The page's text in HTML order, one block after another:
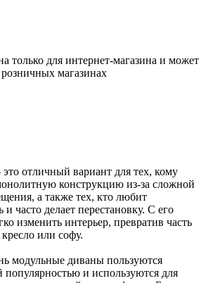
только для интернет-магазина и может
магазинах
отличный вариант для тех, кому
конструкцию из-за сложной
а также тех, кто любит
и часто делает перестановку. С его
изменить интерьер, превратив часть
или софу.
модульные диваны пользуются
популярностью и используются для